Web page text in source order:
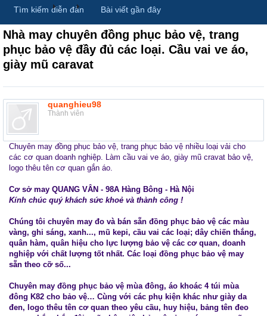
Diễn đàn ... Mua bán thời trang nam nữ
Nhà may chuyên đồng phục bảo vệ, trang
phục bảo vệ đầy đủ các loại. Cầu vai ve áo,
giày mũ caravat
quanghieu98
Thành viên
Chuyên may đồng phục bảo vệ, trang phục bảo vệ nhiều loại vải cho
các cơ quan doanh nghiệp. Làm cầu vai ve áo, giày mũ cravat bảo vệ,
logo thêu tên cơ quan gắn áo.
Cơ sở may QUANG VÂN - 98A Hàng Bông - Hà Nội
Kính chúc quý khách sức khoẻ và thành công !
Chúng tôi chuyên may đo và bán sẵn đồng phục bảo vệ các màu
vàng, ghi sáng, xanh..., mũ kepi, cầu vai các loại; dây chiến thắng,
quân hàm, quân hiệu cho lực lượng bảo vệ các cơ quan, doanh
nghiệp với chất lượng tốt nhất. Các loại đồng phục bảo vệ may
sẵn theo cỡ số...
Chuyên may đồng phục bảo vệ mùa đông, áo khoác 4 túi mùa
đông K82 cho bảo vệ… Cùng với các phụ kiện khác như giày da
đen, logo thêu tên cơ quan theo yêu cầu, huy hiệu, bảng tên đeo
Tìm kiếm diễn đàn Bài viết gần đây